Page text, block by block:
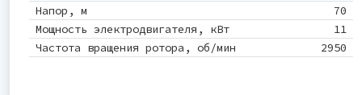
Напор, м
70
Мощность электродвигателя, кВт
11
Частота вращения ротора, об/мин
2950